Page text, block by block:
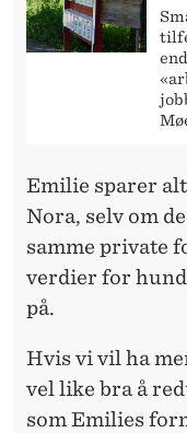
Emilie sparer
Nora, selv om
samme private
verdier for
på.
Hvis vi vil ha
vel like bra å
som Emilies